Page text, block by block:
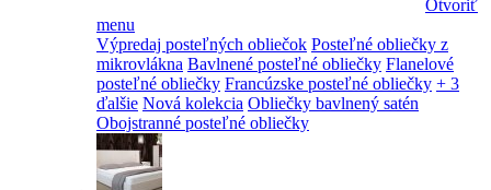
Otvoriť
menu
Výpredaj posteľných obliečok Posteľné obliečky z
mikrovlákna Bavlnené posteľné obliečky Flanelové
posteľné obliečky Francúzske posteľné obliečky + 3
ďalšie Nová kolekcia Obliečky bavlnený satén
Obojstranné posteľné obliečky